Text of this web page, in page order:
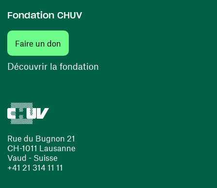
Rue du Bugnon 21
CH-1011 Lausanne
Vaud - Suisse
+41 21 314 11 11
Fondation CHUV
Faire un don
Découvrir la fondation